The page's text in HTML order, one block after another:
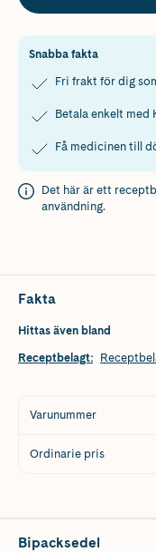
Snabba fakta
Fri frakt för dig
Betala enkelt med
Få medicinen till
Det här är ett
användning.
Fakta
Hittas även bland
Receptbelagt:
Varunummer
Ordinarie pris
Bipacksedel